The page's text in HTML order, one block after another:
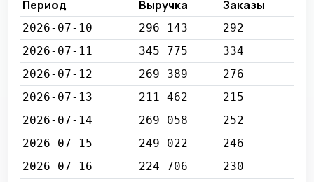
Период Выручка Заказы
2026-07-10 296 143
292
2026-07-11
345 775
334
2026-07-12
269 389
276
2026-07-13
211 462
215
2026-07-14
269 058
252
2026-07-15
249 022
246
2026-07-16
224 706
230